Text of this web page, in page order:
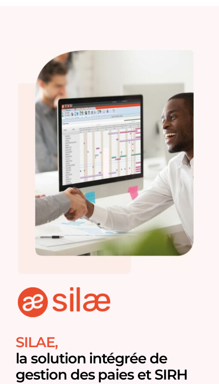
SILAE,
la solution intégrée de
gestion des paies et SIRH